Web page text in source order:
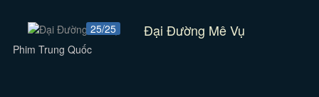
25/25 Đại Đường Mê Vụ
Phim Trung Quốc